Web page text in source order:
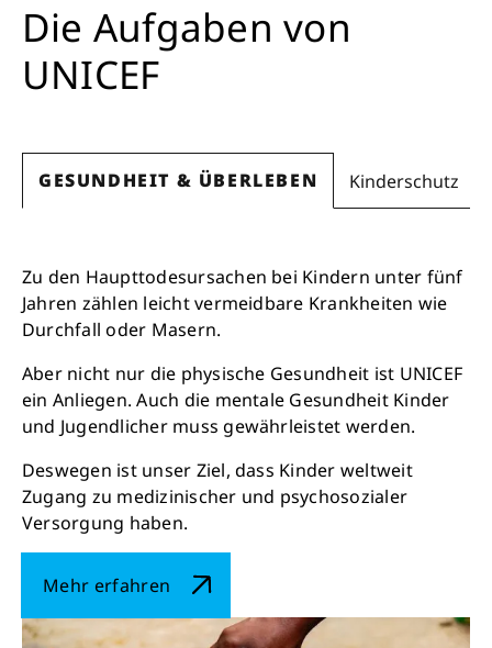
Die Aufgaben von
UNICEF
GESUNDHEIT & ÜBERLEBEN Kinderschutz
Zu den Haupttodesursachen bei Kindern unter fünf
Jahren zählen leicht vermeidbare Krankheiten wie
Durchfall oder Masern.
Aber nicht nur die physische Gesundheit ist UNICEF
ein Anliegen. Auch die mentale Gesundheit Kinder
und Jugendlicher muss gewährleistet werden.
Deswegen ist unser Ziel, dass Kinder weltweit
Zugang zu medizinischer und psychosozialer
Versorgung haben.
Mehr erfahren